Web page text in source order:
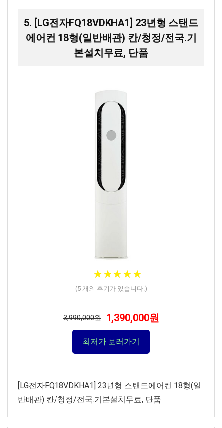
5. [LG전자FQ18VDKHA1] 23년형 스탠드
에어컨 18형(일반배관) 칸/청정/전국.기
본설치무료, 단품
★★★★★
★★★★★
(5개의 후기가 있습니다.)
3,990,000원 1,390,000원
최저가 보러가기
[LG전자FQ18VDKHA1] 23년형 스탠드에어컨 18형(일
반배관) 칸/청정/전국.기본설치무료, 단품